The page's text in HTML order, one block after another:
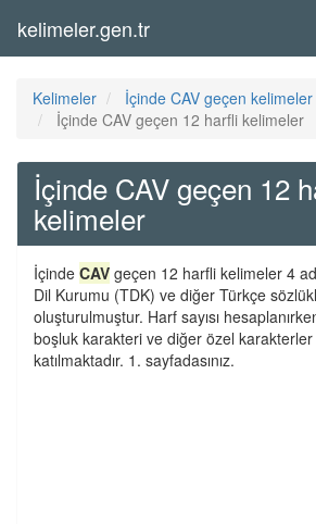
kelimeler.gen.tr
Kelimeler
İçinde CAV geçen kelimeler
İçinde CAV geçen 12 harfli kelimeler
İçinde CAV geçen 12
kelimeler
İçinde CAV geçen 12 harfli kelimeler 4
Dil Kurumu (TDK) ve diğer Türkçe
oluşturulmuştur. Harf sayısı
boşluk karakteri ve diğer özel
katılmaktadır. 1. sayfadasınız.